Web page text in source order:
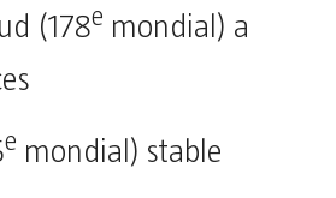
(178e mondial) a
e mondial) stable